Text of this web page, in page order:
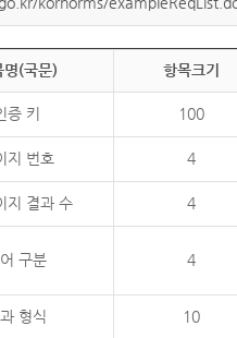
명(국문) 항목크기
증 키 100
지 번호 4
지 결과 수 4
구분 4
형식 10